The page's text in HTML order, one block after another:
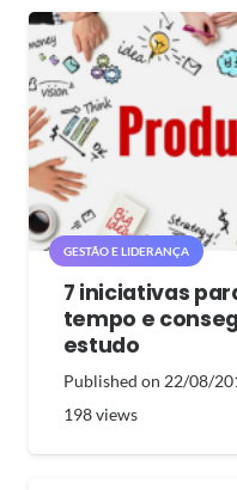
GESTÃO E LIDERANÇA
7 iniciativas
tempo e
estudo
Published on 22/08/
198views